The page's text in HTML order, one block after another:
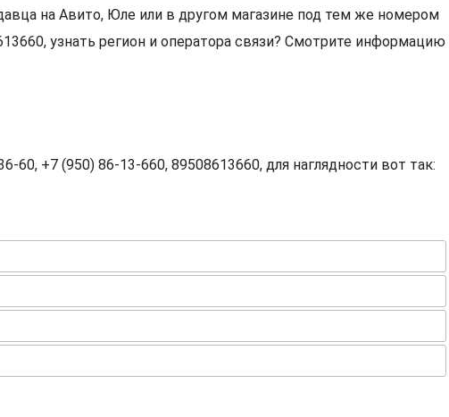
на Авито, Юле или в другом магазине под тем же номером
узнать регион и оператора связи? Смотрите информацию
+7 (950) 86-13-660, 89508613660, для наглядности вот так: